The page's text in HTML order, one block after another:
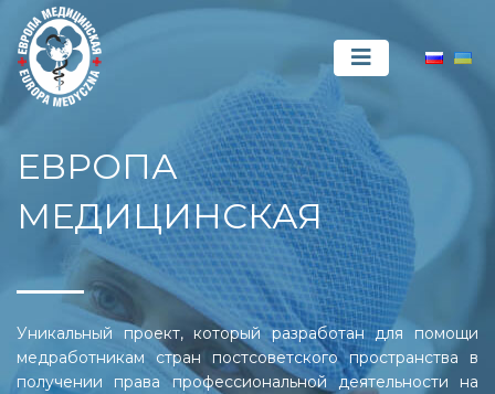
ЕВРОПА
МЕДИЦИНСКАЯ
Уникальный проект, который разработан для помощи
медработникам стран постсоветского пространства в
получении права профессиональной деятельности на